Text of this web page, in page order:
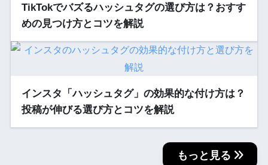
TikTokでバズるハッシュタグの選び方は？おすす
めの見つけ方とコツを解説
インスタ「ハッシュタグ」の効果的な付け方は？
投稿が伸びる選び方とコツを解説
もっと見る